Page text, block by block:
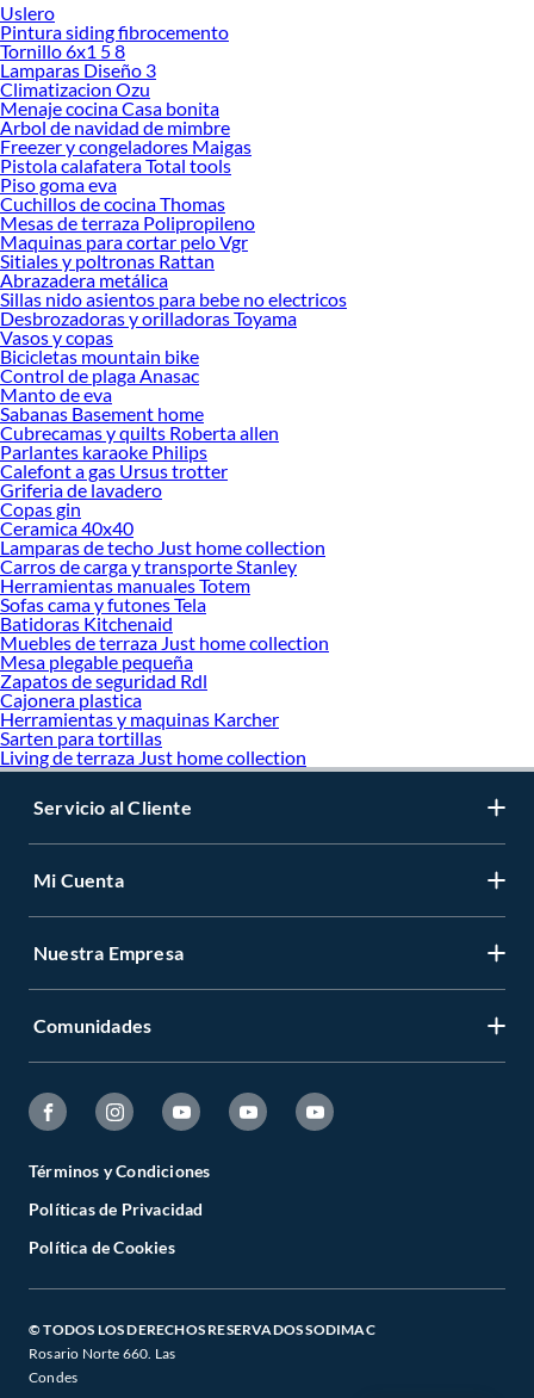
Desde remodelaciones hasta proyectos de decoración, estamos aquí para hacer
tus ideas realidad. ¡Visítanos y encuentra todo lo que tenemos para ofrecerte en
Camping!
Explora la variedad de productos de Camping en Sodimac
Herramientas, materiales y accesorios de calidad para tus proyectos y
renovación de espacios. ¡Visítanos y descubre todo lo que tenemos para
ofrecerte!
Encuentra una amplia variedad de productos de Camping en Sodimac.
Encuentra todo lo necesario para tus proyectos de renovación y decoración.
¡Visítanos y haz tus ideas realidad!
Uslero
Pintura siding fibrocemento
Tornillo 6x1 5 8
Lamparas Diseño 3
Climatizacion Ozu
Menaje cocina Casa bonita
Arbol de navidad de mimbre
Freezer y congeladores Maigas
Pistola calafatera Total tools
Piso goma eva
Cuchillos de cocina Thomas
Mesas de terraza Polipropileno
Maquinas para cortar pelo Vgr
Sitiales y poltronas Rattan
Abrazadera metálica
Sillas nido asientos para bebe no electricos
Desbrozadoras y orilladoras Toyama
Vasos y copas
Bicicletas mountain bike
Control de plaga Anasac
Manto de eva
Sabanas Basement home
Cubrecamas y quilts Roberta allen
Parlantes karaoke Philips
Calefont a gas Ursus trotter
Griferia de lavadero
Copas gin
Ceramica 40x40
Lamparas de techo Just home collection
Carros de carga y transporte Stanley
Herramientas manuales Totem
Sofas cama y futones Tela
Batidoras Kitchenaid
Muebles de terraza Just home collection
Mesa plegable pequeña
Zapatos de seguridad Rdl
Cajonera plastica
Herramientas y maquinas Karcher
Sarten para tortillas
Living de terraza Just home collection
Servicio al Cliente
Mi Cuenta
Nuestra Empresa
Comunidades
Términos y Condiciones
Políticas de Privacidad
Política de Cookies
© TODOS LOS DERECHOS RESERVADOS SODIMAC
Rosario Norte 660. Las
Condes